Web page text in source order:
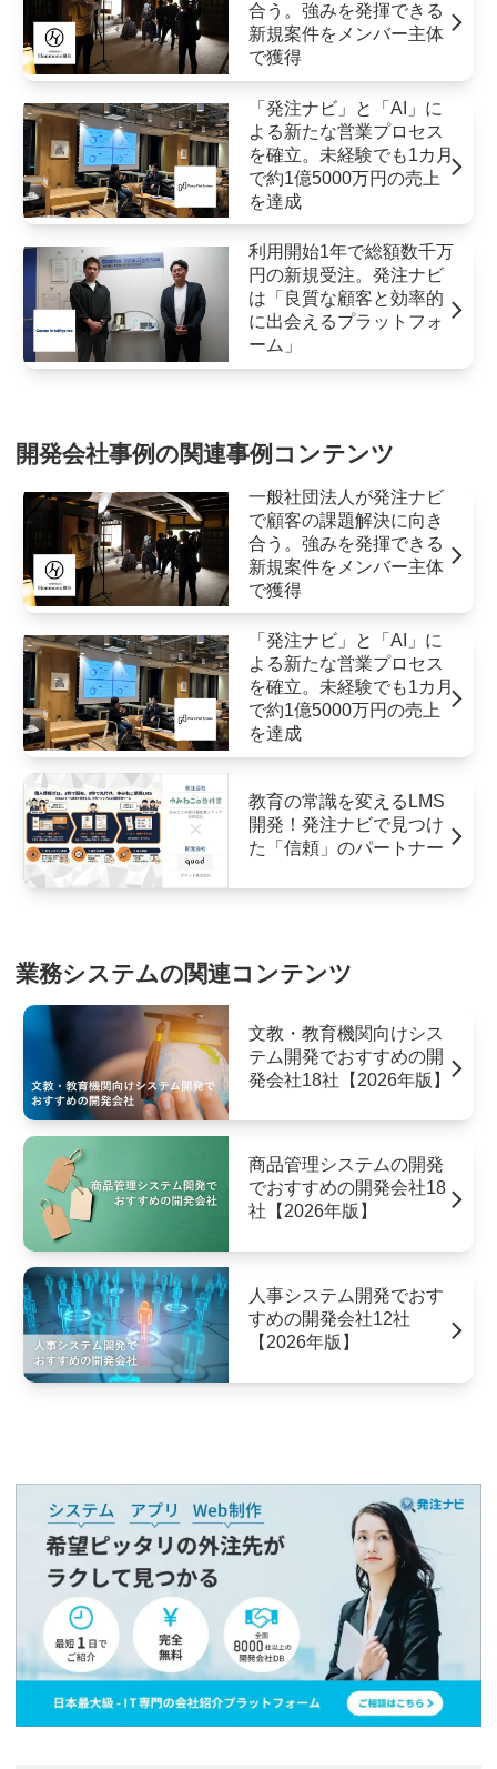
合う。強みを発揮できる
新規案件をメンバー主体
で獲得
「発注ナビ」と「AI」に
よる新たな営業プロセス
を確立。未経験でも1カ月
で約1億5000万円の売上
を達成
利用開始1年で総額数千万
円の新規受注。発注ナビ
は「良質な顧客と効率的
に出会えるプラットフォ
ーム」
開発会社事例の関連事例コンテンツ
一般社団法人が発注ナビ
で顧客の課題解決に向き
合う。強みを発揮できる
新規案件をメンバー主体
で獲得
「発注ナビ」と「AI」に
よる新たな営業プロセス
を確立。未経験でも1カ月
で約1億5000万円の売上
を達成
教育の常識を変えるLMS
開発！発注ナビで見つけ
た「信頼」のパートナー
業務システムの関連コンテンツ
文教・教育機関向けシス
テム開発でおすすめの開
発会社18社【2026年版】
商品管理システムの開発
でおすすめの開発会社18
社【2026年版】
人事システム開発でおす
すめの開発会社12社
【2026年版】